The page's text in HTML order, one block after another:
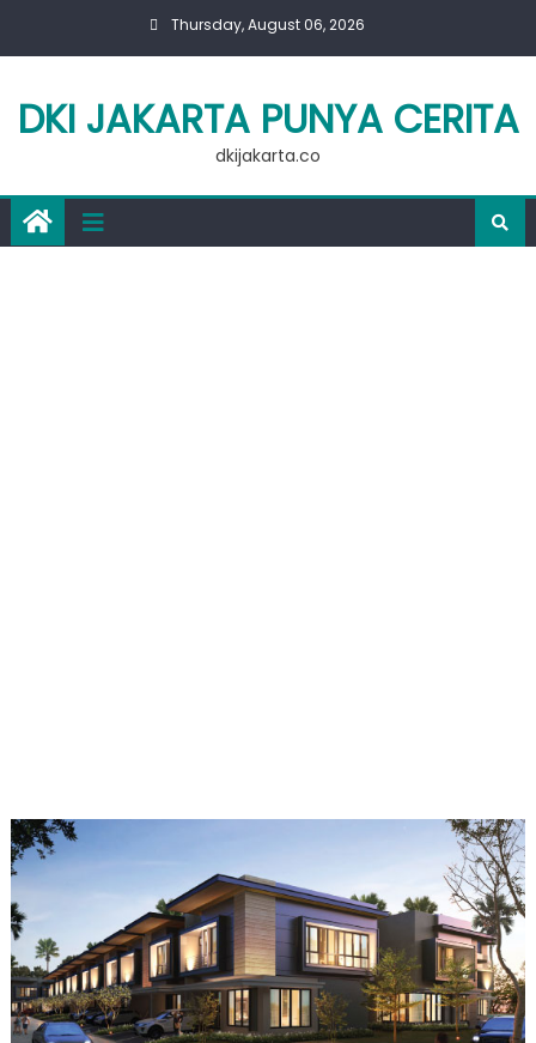
Thursday, August 06, 2026
DKI JAKARTA PUNYA CERITA
dkijakarta.co